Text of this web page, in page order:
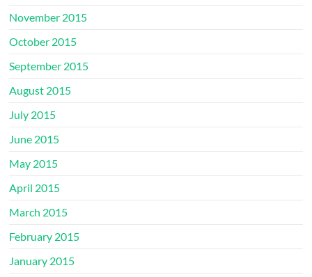
November 2015
October 2015
September 2015
August 2015
July 2015
June 2015
May 2015
April 2015
March 2015
February 2015
January 2015